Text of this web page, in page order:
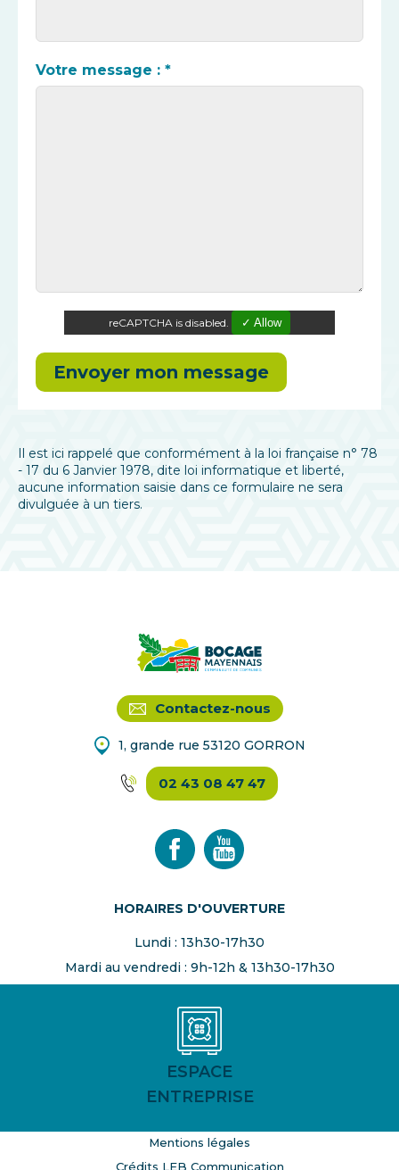
Votre message : *
reCAPTCHA is disabled. ✓ Allow
Il est ici rappelé que conformément à la loi française n° 78
- 17 du 6 Janvier 1978, dite loi informatique et liberté,
aucune information saisie dans ce formulaire ne sera
divulguée à un tiers.
Contactez-nous
1, grande rue 53120 GORRON
02 43 08 47 47
HORAIRES D'OUVERTURE
Lundi : 13h30-17h30
Mardi au vendredi : 9h-12h & 13h30-17h30
ESPACE
ENTREPRISE
Mentions légales
Crédits LEB Communication